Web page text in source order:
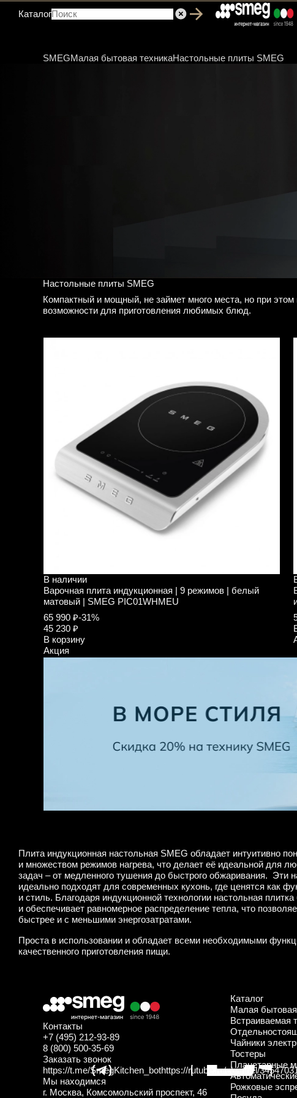
Каталог
SMEGМалая бытовая техникаНастольные плиты SMEG
Настольные плиты SMEG
Компактный и мощный, не займет много места, но при этом
возможности для приготовления любимых блюд.
В наличии
Варочная плита индукционная | 9 режимов | белый
матовый | SMEG PIC01WHMEU
65 990 ₽-31%
45 230 ₽
В корзину
Акция
Плита индукционная настольная SMEG обладает интуитивно
и множеством режимов нагрева, что делает её идеальной для
задач – от медленного тушения до быстрого обжаривания. Эти
идеально подходят для современных кухонь, где ценятся как
и стиль. Благодаря индукционной технологии настольная
и обеспечивает равномерное распределение тепла, что
быстрее и с меньшими энергозатратами.
Проста в использовании и обладает всеми необходимыми
качественного приготовления пищи.
Каталог
Малая бытовая
Встраиваемая
Чайники
Тостеры
Планетарные
Рожковые
Контакты
+7 (495) 212-93-89
8 (800) 500-35-69
Заказать звонок
https://t.me/SmegKitchen_bothttps://rutube.ru/channel/
Мы находимся
г. Москва, Комсомольский проспект, 46